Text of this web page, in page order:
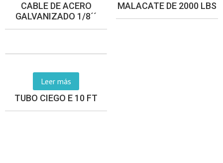
CABLE DE ACERO
GALVANIZADO 1/8´´
MALACATE DE 2000 LBS
Leer más
TUBO CIEGO E 10 FT